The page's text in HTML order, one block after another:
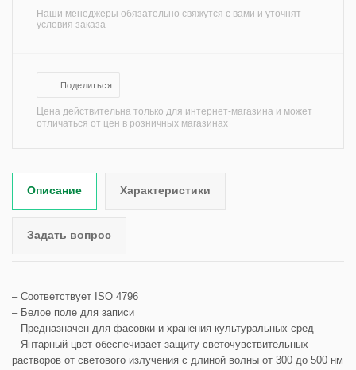
Наши менеджеры обязательно свяжутся с вами и уточнят
условия заказа
Поделиться
Цена действительна только для интернет-магазина и может
отличаться от цен в розничных магазинах
Описание Характеристики
Задать вопрос
– Соответствует ISO 4796
– Белое поле для записи
– Предназначен для фасовки и хранения культуральных сред
– Янтарный цвет обеспечивает защиту светочувствительных
растворов от светового излучения с длиной волны от 300 до 500 нм